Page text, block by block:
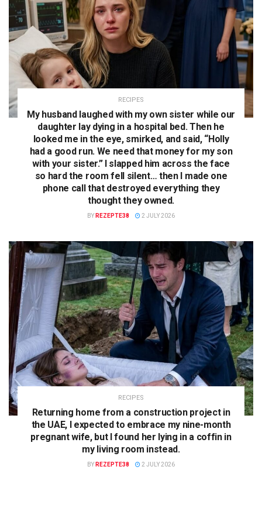
RECIPES
My husband laughed with my own sister while our
daughter lay dying in a hospital bed. Then he
looked me in the eye, smirked, and said, “Holly
had a good run. We need that money for my son
with your sister.” I slapped him across the face
so hard the room fell silent… then I made one
phone call that destroyed everything they
thought they owned.
BY REZEPTE38 2 JULY 2026
RECIPES
Returning home from a construction project in
the UAE, I expected to embrace my nine-month
pregnant wife, but I found her lying in a coffin in
my living room instead.
BY REZEPTE38 2 JULY 2026